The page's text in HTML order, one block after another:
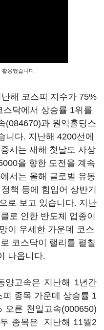
용했습니다.
해 코스피 지수가 75%
닥에서 상승률 1위를
(084670)과 원익홀딩스
니다. 지난해 4200선에
시는 새해 첫날도 사상
을 향한 도전을 계속
서는 올해 글로벌 유동
책 등에 힘입어 상반기
로 보고 있습니다. 지난
로 인한 반도체 업종이
이 우세한 가운데 코스
코스닥이 랠리를 펼칠
나옵니다.
양고속은 지난해 1년간
종목 가운데 상승률 1
오른 천일고속(000650)
종목은 지난해 11월2